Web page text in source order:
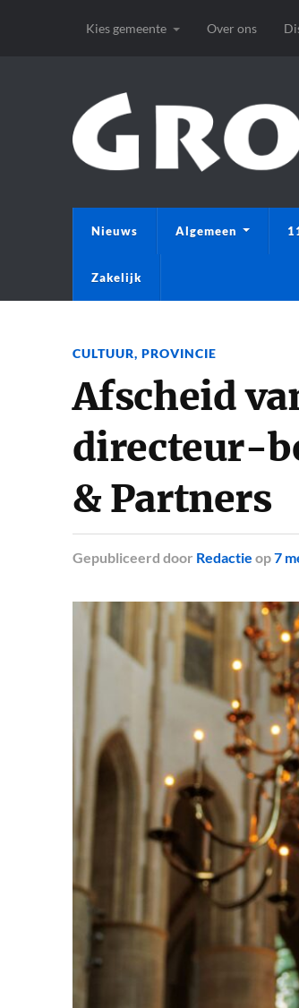
Kies gemeente Over ons
Nieuws Algemeen
Zakelijk
CULTUUR, PROVINCIE
Afscheid
directeur-
& Partners
Gepubliceerd door Redactie op7